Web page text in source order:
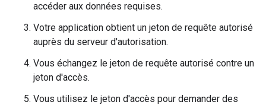
accéder aux données requises.
Votre application obtient un jeton de requête autorisé
auprès du serveur d'autorisation.
Vous échangez le jeton de requête autorisé contre un
jeton d'accès.
Vous utilisez le jeton d'accès pour demander des